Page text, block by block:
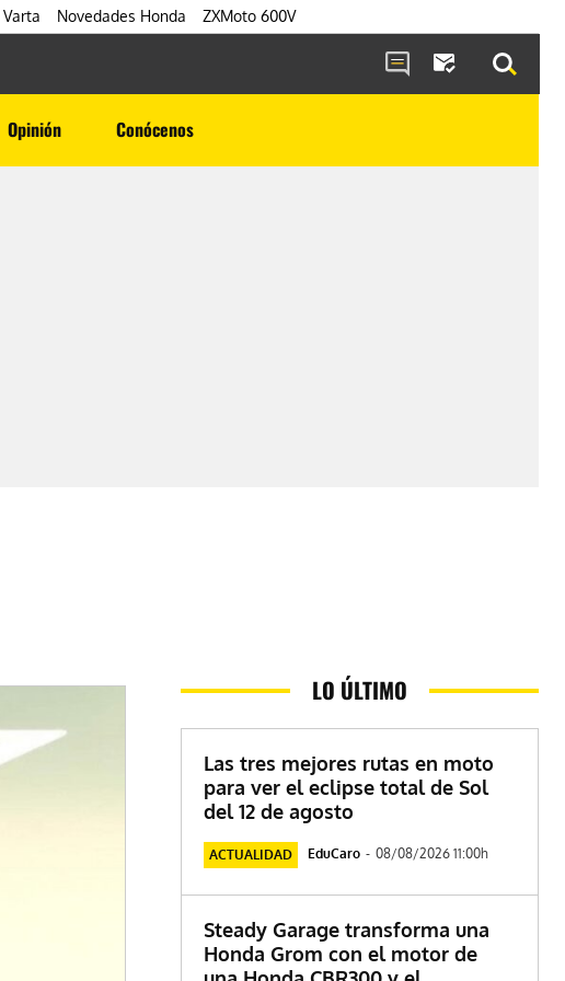
Varta Novedades Honda ZXMoto 600V
Opinión Conócenos
LO ÚLTIMO
Las tres mejores rutas en moto
para ver el eclipse total de Sol
del 12 de agosto
ACTUALIDAD EduCaro - 08/08/2026 11:00h
Steady Garage transforma una
Honda Grom con el motor de